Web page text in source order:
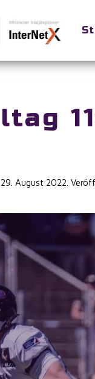
29. August 2022 .